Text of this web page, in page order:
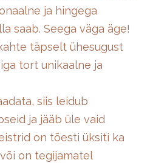
ja hingega
saab. Seega väga äge!
täpselt ühesugust
tort unikaalne ja
siis leidub
ja jääb üle vaid
on tõesti üksiti ka
on tegijamatel